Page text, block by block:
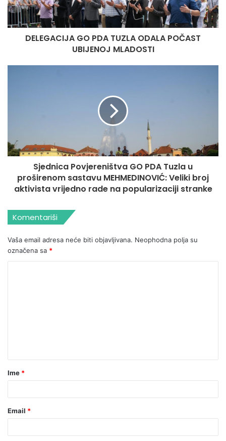
DELEGACIJA GO PDA TUZLA ODALA POČAST
UBIJENOJ MLADOSTI
Sjednica Povjereništva GO PDA Tuzla u
proširenom sastavu MEHMEDINOVIĆ: Veliki broj
aktivista vrijedno rade na popularizaciji stranke
Komentariši
Vaša email adresa neće biti objavljivana. Neophodna polja su
označena sa *
Ime *
Email *